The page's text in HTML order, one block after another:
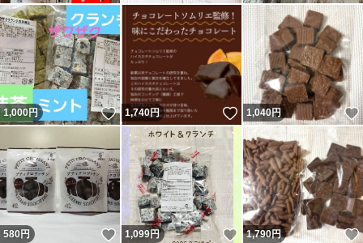
1,000円 いいね！
1,740円 いいね！
1,040円
580円 いいね！
1,099円 いいね！
1,790円